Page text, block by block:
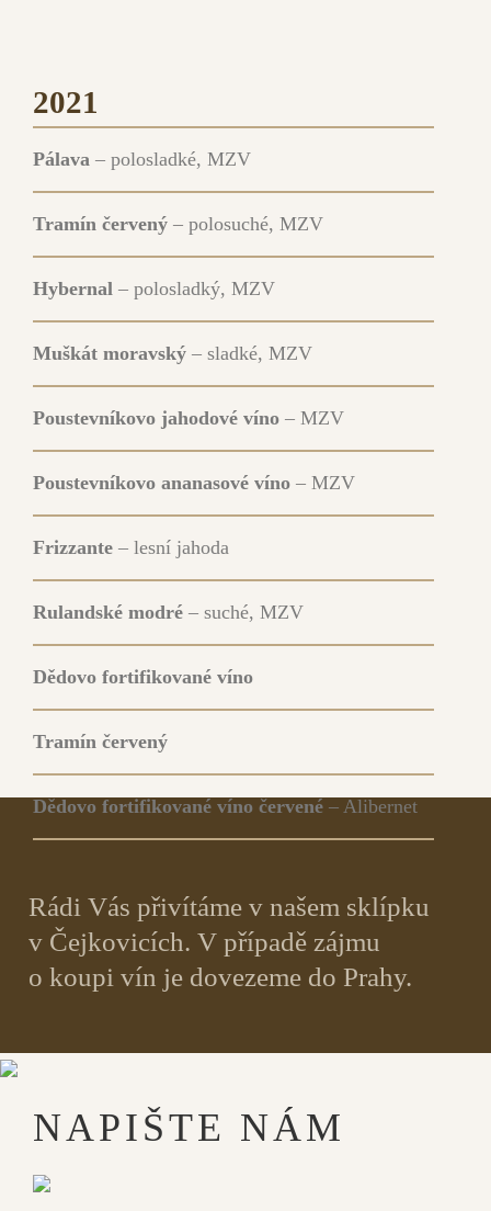
2021
Pálava – polosladké, MZV
Tramín červený– polosuché, MZV
Hybernal – polosladký, MZV
Muškát moravský– sladké, MZV
Poustevníkovo jahodové víno– MZV
Poustevníkovo ananasové víno– MZV
Frizzante – lesní jahoda
Rulandské modré– suché, MZV
Dědovo fortifikované víno
Tramín červený
Dědovo fortifikované víno červené– Alibernet
Rádi Vás přivítáme v našem sklípku
v Čejkovicích. V případě zájmu
o koupi vín je dovezeme do Prahy.
NAPIŠTE NÁM